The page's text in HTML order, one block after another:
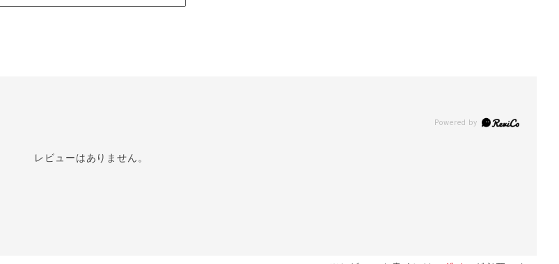
レビューはありません。